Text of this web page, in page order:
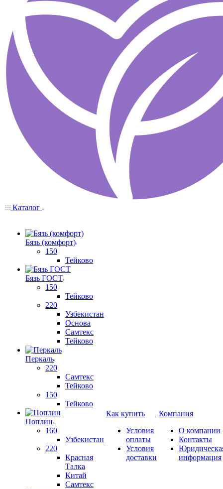
Каталог
Бязь (комфорт)
150
Тейково
Бязь ГОСТ
150
Тейково
220
Узбекистан
Основа
Самтекс
Тейково
Перкаль
220
Самтекс
Тейково
150
Тейково
Поплин
160
Узбекистан
220
Красная
Талка
Китай
Самтекс
Как купить
Условия
оплаты
Условия
доставки
Компания
О компании
Контакты
информация